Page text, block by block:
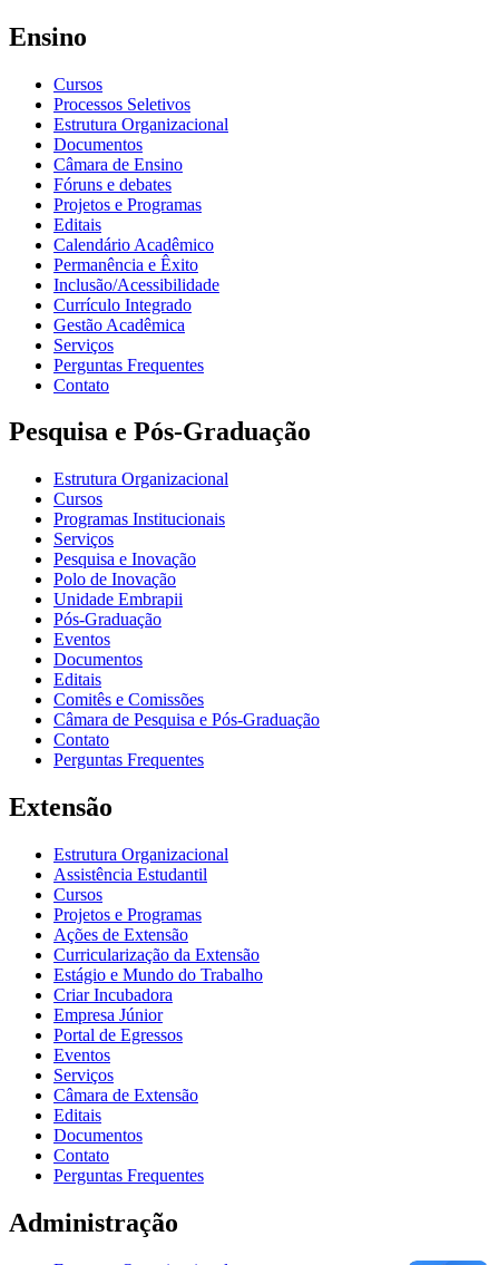
Ensino
Cursos
Processos Seletivos
Estrutura Organizacional
Documentos
Câmara de Ensino
Fóruns e debates
Projetos e Programas
Editais
Calendário Acadêmico
Permanência e Êxito
Inclusão/Acessibilidade
Currículo Integrado
Gestão Acadêmica
Serviços
Perguntas Frequentes
Contato
Pesquisa e Pós-Graduação
Estrutura Organizacional
Cursos
Programas Institucionais
Serviços
Pesquisa e Inovação
Polo de Inovação
Unidade Embrapii
Pós-Graduação
Eventos
Documentos
Editais
Comitês e Comissões
Câmara de Pesquisa e Pós-Graduação
Contato
Perguntas Frequentes
Extensão
Estrutura Organizacional
Assistência Estudantil
Cursos
Projetos e Programas
Ações de Extensão
Curricularização da Extensão
Estágio e Mundo do Trabalho
Criar Incubadora
Empresa Júnior
Portal de Egressos
Eventos
Serviços
Câmara de Extensão
Editais
Documentos
Contato
Perguntas Frequentes
Administração